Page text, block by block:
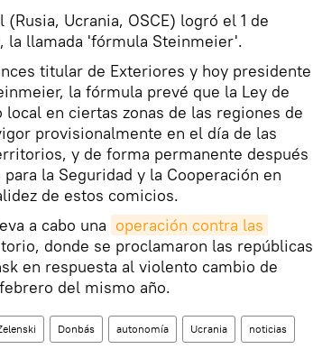
Ucrania, OSCE) logró el 1 de
la llamada 'fórmula Steinmeier'.
titular de Exteriores y hoy presidente
la fórmula prevé que la Ley de
en ciertas zonas de las regiones de
provisionalmente en el día de las
y de forma permanente después
la Seguridad y la Cooperación en
de estos comicios.
a cabo una operación contra las
donde se proclamaron las repúblicas
en respuesta al violento cambio de
del mismo año.
Donbás autonomía Ucrania noticias